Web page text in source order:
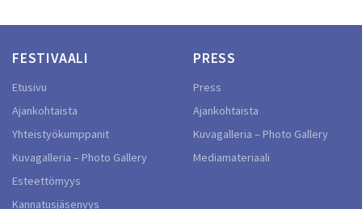
FESTIVAALI
Etusivu
Ajankohtaista
Yhteistyökumppanit
Kuvagalleria – Photo Gallery
Esteettömyys
Kannatusjäsenyys
PRESS
Press
Ajankohtaista
Kuvagalleria – Photo Gallery
Mediamateriaali